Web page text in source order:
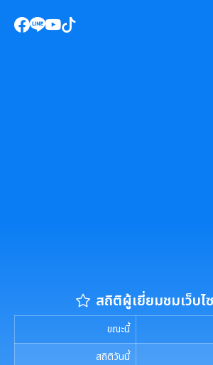
สถิติผู้เยี่ยมชมเว็บไ
ขณะนี้
สถิติวันนี้